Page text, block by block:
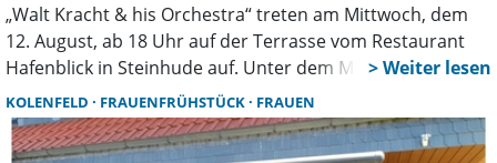
„Walt Kracht & his Orchestra“ treten am Mittwoch, dem
12. August, ab 18 Uhr auf der Terrasse vom Restaurant
Hafenblick in Steinhude auf. Unter dem Motto „Swing, Hits
& Evergreens” präsentiert die Formation ein vielseitiges
Musikprogramm, welches Generationen verbindet.
KOLENFELD FRAUENFRÜHSTÜCK FRAUEN